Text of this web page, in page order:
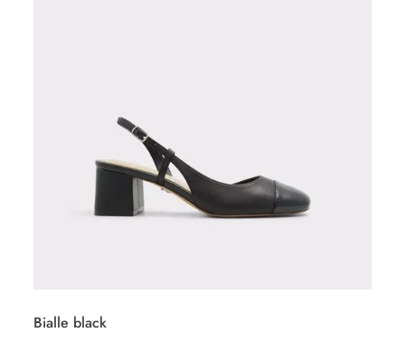
Bialle black